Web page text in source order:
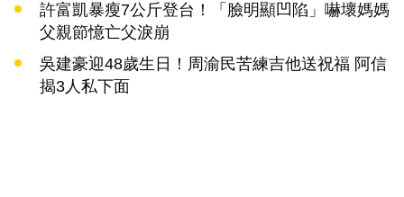
許富凱暴瘦7公斤登台！「臉明顯凹陷」嚇壞媽媽
父親節憶亡父淚崩
吳建豪迎48歲生日！周渝民苦練吉他送祝福 阿信
揭3人私下面